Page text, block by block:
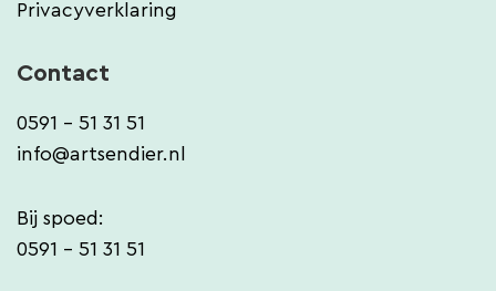
Privacyverklaring
Contact
0591 - 51 31 51
info@artsendier.nl
Bij spoed:
0591 - 51 31 51